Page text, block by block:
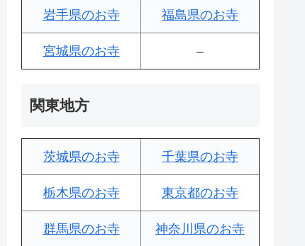
岩手県のお寺 福島県のお寺
宮城県のお寺 –
関東地方
茨城県のお寺 千葉県のお寺
栃木県のお寺 東京都のお寺
群馬県のお寺 神奈川県のお寺